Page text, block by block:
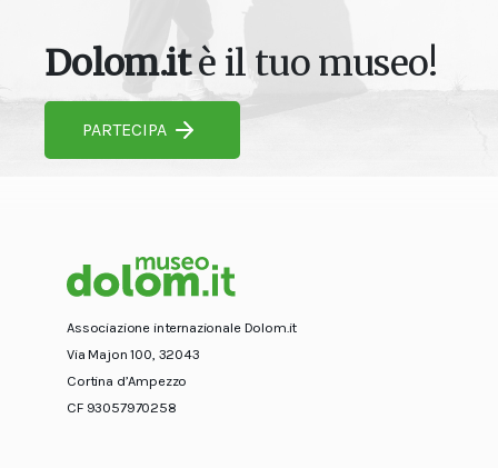
Dolom.itè il tuo museo!
PARTECIPA
Associazione internazionale Dolom.it
Via Majon 100, 32043
Cortina d’Ampezzo
CF 93057970258